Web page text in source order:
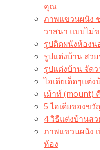
คุณ
ภาพแขวนผนัง
วาสนา แบบไม่
รูปติดผนังห้องน
รูปแต่งบ้าน สวย
รูปแต่งบ้าน จัด
ไอเดียเด็ดๆแต่
เม้าท์ (mount)
5 ไอเดียของข
4 วิธีแต่งบ้านส
ภาพแขวนผนัง
ห้อง